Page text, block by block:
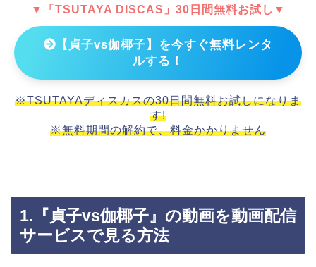
▼「TSUTAYA DISCAS」30日間無料お試し▼
【貞子vs伽椰子】を今すぐ無料レンタ
ルする！
※TSUTAYAディスカスの30日間無料お試しになりま
す!
※無料期間の解約で、料金かかりません
1.『貞子vs伽椰子』の動画を動画配信
サービスで見る方法